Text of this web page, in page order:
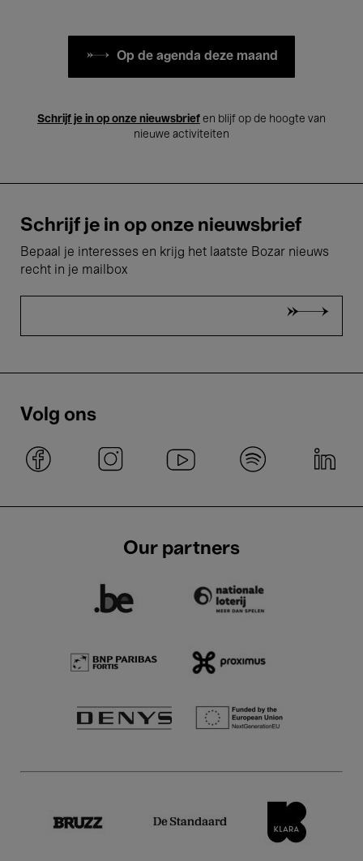
Op de agenda deze maand
Schrijf je in op onze nieuwsbrief en blijf op de hoogte van
nieuwe activiteiten
Schrijf je in op onze nieuwsbrief
Bepaal je interesses en krijg het laatste Bozar nieuws
recht in je mailbox
Volg ons
Our partners